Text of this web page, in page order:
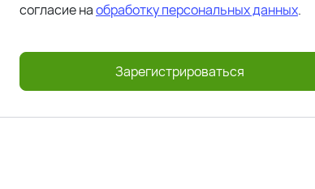
согласие наобработку персональных данных.
Зарегистрироваться